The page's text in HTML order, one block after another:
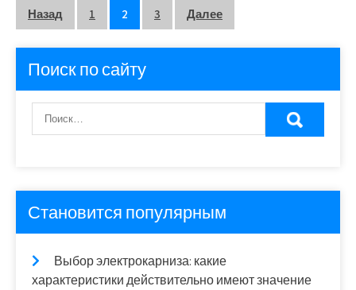
Пагинация
записей
Назад 1 2 3 Далее
Поиск по сайту
Становится популярным
Выбор электрокарниза: какие
характеристики действительно имеют значение